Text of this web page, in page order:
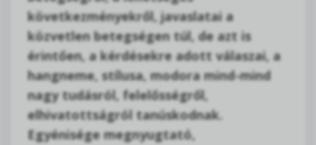
következményekről, javaslatai a
közvetlen betegségen túl, de azt is
érintően, a kérdésekre adott válaszai, a
hangneme, stílusa, modora mind-mind
nagy tudásról, felelősségről,
elhivatottságról tanúskodnak.
Egyénisége megnyugtató,